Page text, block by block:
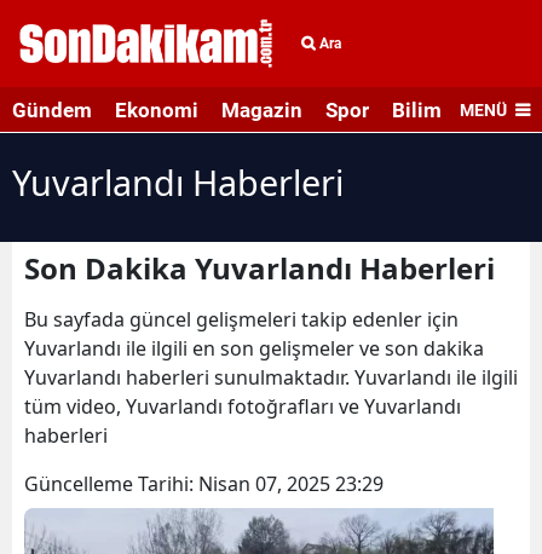
Ara
Gündem Ekonomi Magazin Spor Bilim veMENÜ
Yuvarlandı Haberleri
Son Dakika Yuvarlandı Haberleri
Bu sayfada güncel gelişmeleri takip edenler için
Yuvarlandı ile ilgili en son gelişmeler ve son dakika
Yuvarlandı haberleri sunulmaktadır. Yuvarlandı ile ilgili
tüm video, Yuvarlandı fotoğrafları ve Yuvarlandı
haberleri
Güncelleme Tarihi: Nisan 07, 2025 23:29